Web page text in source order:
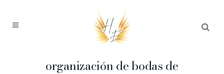
organización de bodas de